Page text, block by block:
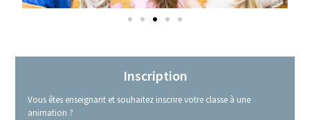
Inscription
Vous êtes enseignant et souhaitez inscrire votre classe à une
animation ?